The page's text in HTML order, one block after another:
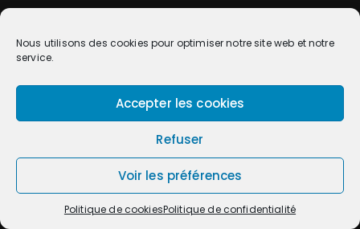
Nous utilisons des cookies pour optimiser notre site web et notre
service.
Accepter les cookies
Refuser
Voir les préférences
Politique de cookiesPolitique de confidentialité
CATÉGORIES
activité alpha(35) activité béta(34)